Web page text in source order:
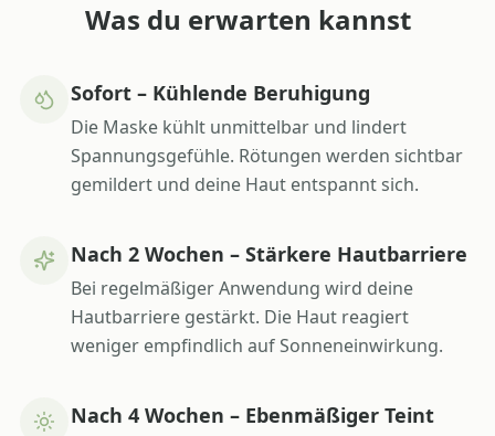
Was du erwarten kannst
Sofort – Kühlende Beruhigung
Die Maske kühlt unmittelbar und lindert
Spannungsgefühle. Rötungen werden sichtbar
gemildert und deine Haut entspannt sich.
Nach 2 Wochen – Stärkere Hautbarriere
Bei regelmäßiger Anwendung wird deine
Hautbarriere gestärkt. Die Haut reagiert
weniger empfindlich auf Sonneneinwirkung.
Nach 4 Wochen – Ebenmäßiger Teint